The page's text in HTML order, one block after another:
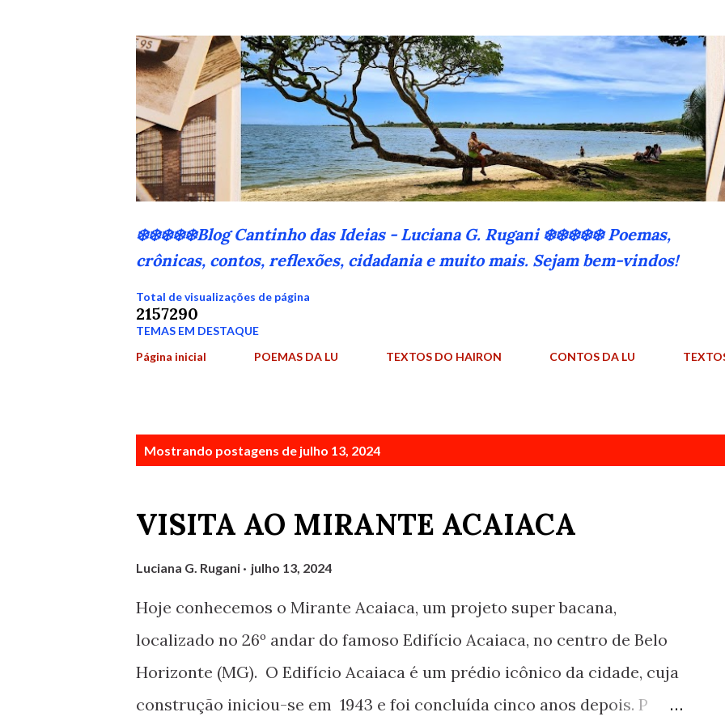
❄️❄️❄️❄️❄️Blog Cantinho das Ideias - Luciana G. Rugani ❄️❄️❄️❄️❄️ Poemas,
crônicas, contos, reflexões, cidadania e muito mais. Sejam bem-vindos!
Total de visualizações de página
2157290
TEMAS EM DESTAQUE
Página inicial
POEMAS DA LU TEXTOS DO HAIRON CONTOS DA LU
Mostrando postagens de julho 13, 2024
VISITA AO MIRANTE ACAIACA
Luciana G. Rugani julho 13, 2024
Hoje conhecemos o Mirante Acaiaca, um projeto super bacana,
localizado no 26º andar do famoso Edifício Acaiaca, no centro de Belo
Horizonte (MG). O Edifício Acaiaca é um prédio icônico da cidade, cuja
construção iniciou-se em 1943 e foi concluída cinco anos depois. P